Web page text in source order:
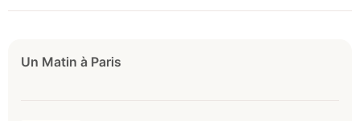
Un Matin à Paris